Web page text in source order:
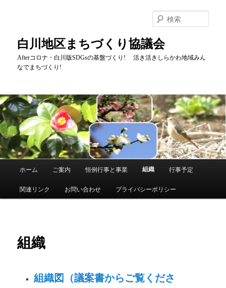
移
動
白川地区まちづくり協議会
Afterコロナ・白川版SDGsの基盤づくり! 活き活きしらかわ地域みん
なでまちづくり!
索
ホーム ご案内 恒例行事と事業 組織 行事予定
関連リンク お問い合わせ プライバシーポリシー
組織
組織図（議案書からご覧くださ